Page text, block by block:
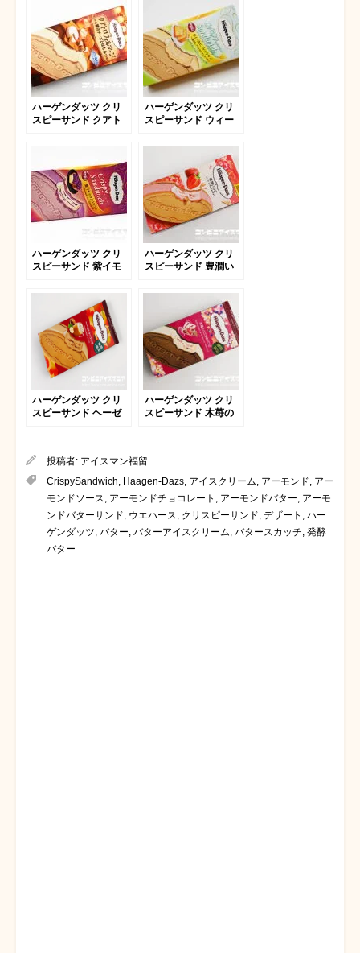
ハーゲンダッツ クリ
スピーサンド クアト
ハーゲンダッツ クリ
スピーサンド ウィー
ハーゲンダッツ クリ
スピーサンド 紫イモ
ハーゲンダッツ クリ
スピーサンド 豊潤い
ハーゲンダッツ クリ
スピーサンド ヘーゼ
ハーゲンダッツ クリ
スピーサンド 木苺の
投稿者: アイスマン福留
CrispySandwich, Haagen-Dazs, アイスクリーム, アーモンド, アー
モンドソース, アーモンドチョコレート , アーモンドバター, アーモ
ンドバターサンド, ウエハース, クリスピーサンド, デザート , ハー
ゲンダッツ, バター, バターアイスクリーム, バタースカッチ, 発酵
バター